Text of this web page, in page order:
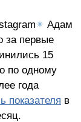
✴ Адам
за первые
15
по одному
года
показателя в